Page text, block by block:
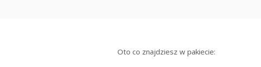
Oto co znajdziesz w pakiecie: